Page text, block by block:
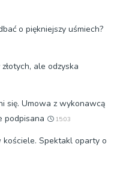
o piękniejszy uśmiech?
ale odzyska
się. Umowa z wykonawcą
podpisana
15:03
Spektakl oparty o